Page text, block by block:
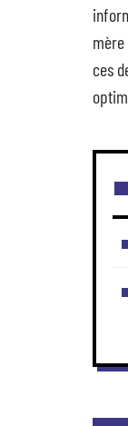
ces